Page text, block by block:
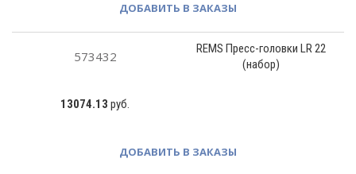
ДОБАВИТЬ В ЗАКАЗЫ
573432
REMS Пресс-головки LR 22
(набор)
13074.13 руб.
ДОБАВИТЬ В ЗАКАЗЫ